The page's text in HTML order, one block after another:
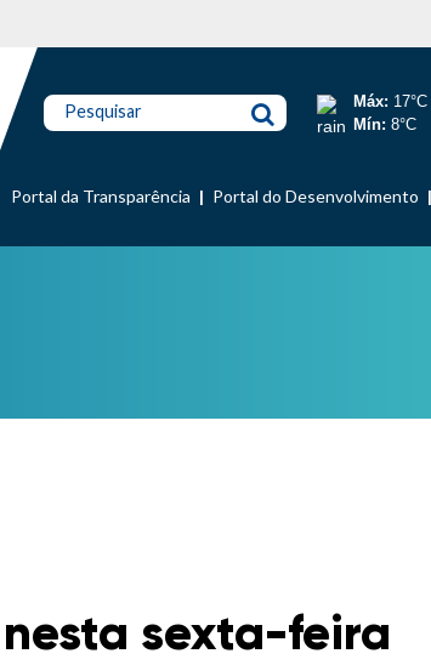
Pesquisar Máx: 17°C
Mín: 8°C
Portal da Transparência Portal do Desenvolvimento
sexta-feira